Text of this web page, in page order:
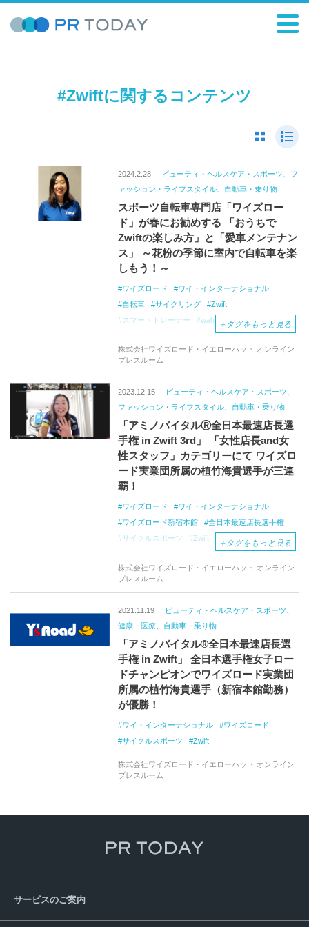
#Zwiftに関するコンテンツ
2024.2.28
ビューティ・ヘルスケア・スポーツ、フ
ァッション・ライフスタイル、自動車・乗り物
スポーツ自転車専門店「ワイズロー
ド」が春にお勧めする 「おうちで
Zwiftの楽しみ方」と「愛車メンテナン
ス」 ～花粉の季節に室内で自転車を楽
しもう！～
ワイズロード
ワイ・インターナショナル
自転車
サイクリング
Zwift
スマートトレーナー
wahoo
ELITE
クリーナー
ガラスコーティング
ワックス
KeePer
＋ タグをもっと見る
株式会社ワイズロード・イエローハット オンライン
プレスルーム
2023.12.15
ビューティ・ヘルスケア・スポーツ、
ファッション・ライフスタイル、自動車・乗り物
「アミノバイタルⓇ全日本最速店長選
手権 in Zwift 3rd」 「女性店長and女
性スタッフ」カテゴリーにて ワイズロ
ード実業団所属の植竹海貴選手が三連
覇！
ワイズロード
ワイ・インターナショナル
ワイズロード新宿本館
全日本最速店長選手権
サイクルスポーツ
Zwift 植竹海貴
＋ タグをもっと見る
株式会社ワイズロード・イエローハット オンライン
プレスルーム
2021.11.19
ビューティ・ヘルスケア・スポーツ、
健康・医療、自動車・乗り物
「アミノバイタル®全日本最速店長選
手権 in Zwift」 全日本選手権女子ロー
ドチャンピオンでワイズロード実業団
所属の植竹海貴選手（新宿本館勤務）
が優勝！
ワイ・インターナショナル
ワイズロード
サイクルスポーツ
Zwift
株式会社ワイズロード・イエローハット オンライン
プレスルーム
サービスのご案内